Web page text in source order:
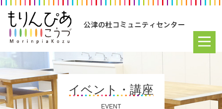
イベント・講座
EVENT